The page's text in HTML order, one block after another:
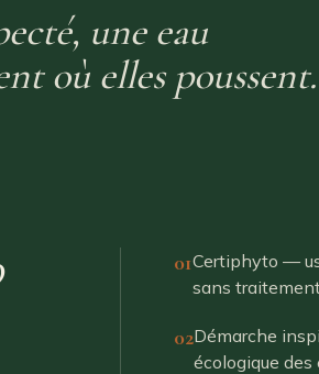
une eau
où elles poussent.
01Certiphyto —
sans
02Démarche
écologique